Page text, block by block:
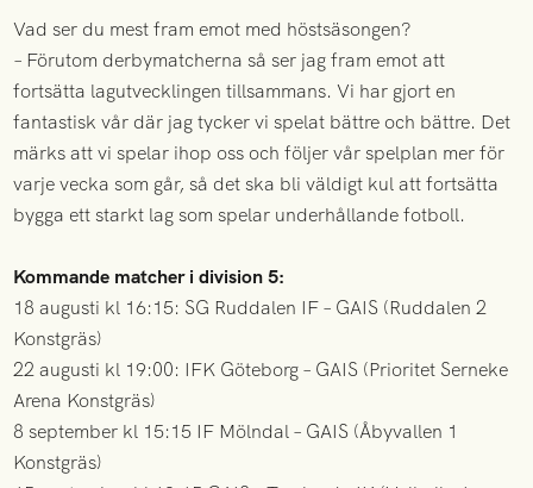
Vad ser du mest fram emot med höstsäsongen?
– Förutom derbymatcherna så ser jag fram emot att
fortsätta lagutvecklingen tillsammans. Vi har gjort en
fantastisk vår där jag tycker vi spelat bättre och bättre. Det
märks att vi spelar ihop oss och följer vår spelplan mer för
varje vecka som går, så det ska bli väldigt kul att fortsätta
bygga ett starkt lag som spelar underhållande fotboll.
Kommande matcher i division 5:
18 augusti kl 16:15: SG Ruddalen IF – GAIS (Ruddalen 2
Konstgräs)
22 augusti kl 19:00: IFK Göteborg – GAIS (Prioritet Serneke
Arena Konstgräs)
8 september kl 15:15 IF Mölndal – GAIS (Åbyvallen 1
Konstgräs)